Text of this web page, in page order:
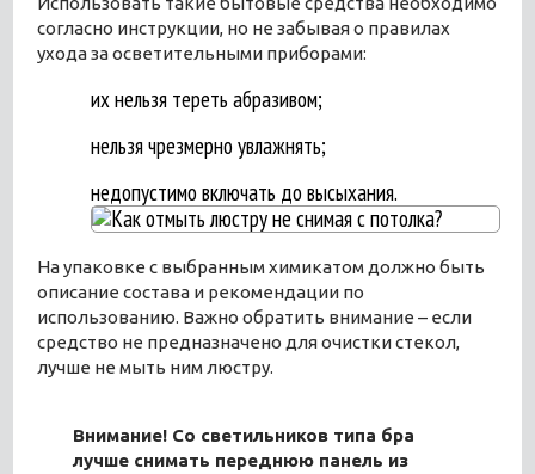
согласно инструкции, но не забывая о правилах
ухода за осветительными приборами:
их нельзя тереть абразивом;
нельзя чрезмерно увлажнять;
недопустимо включать до высыхания.
На упаковке с выбранным химикатом должно быть
описание состава и рекомендации по
использованию. Важно обратить внимание – если
средство не предназначено для очистки стекол,
лучше не мыть ним люстру.
Внимание! Со светильников типа бра
лучше снимать переднюю панель из